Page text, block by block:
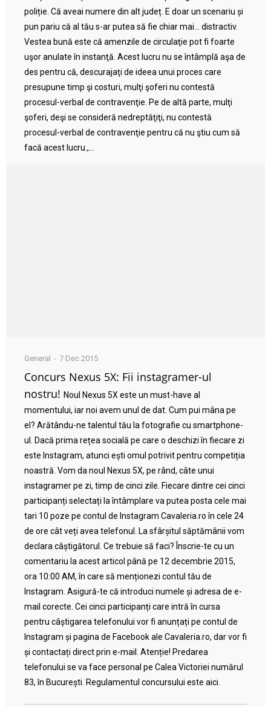
poliție. Că aveai numere din alt județ. E doar un scenariu și
pun pariu că al tău s-ar putea să fie chiar mai… distractiv.
Vestea bună este că amenzile de circulaţie pot fi foarte
uşor anulate în instanţă. Acest lucru nu se întâmplă aşa de
des pentru că, descurajaţi de ideea unui proces care
presupune timp şi costuri, mulţi şoferi nu contestă
procesul-verbal de contravenţie. Pe de altă parte, mulţi
şoferi, deşi se consideră nedreptăţiţi, nu contestă
procesul-verbal de contravenţie pentru că nu ştiu cum să
facă acest lucru.,...
General 7 Dec 2015
Concurs Nexus 5X: Fii instagramer-ul
nostru! Noul Nexus 5X este un must-have al
momentului, iar noi avem unul de dat. Cum pui mâna pe
el? Arătându-ne talentul tău la fotografie cu smartphone-
ul. Dacă prima rețea socială pe care o deschizi în fiecare zi
este Instagram, atunci ești omul potrivit pentru competiția
noastră. Vom da noul Nexus 5X, pe rând, câte unui
instagramer pe zi, timp de cinci zile. Fiecare dintre cei cinci
participanți selectați la întâmplare va putea posta cele mai
tari 10 poze pe contul de Instagram Cavaleria.ro în cele 24
de ore cât veți avea telefonul. La sfârșitul săptămânii vom
declara câștigătorul. Ce trebuie să faci? Înscrie-te cu un
comentariu la acest articol până pe 12 decembrie 2015,
ora 10:00 AM, în care să menționezi contul tău de
Instagram. Asigură-te că introduci numele și adresa de e-
mail corecte. Cei cinci participanți care intră în cursa
pentru câștigarea telefonului vor fi anunțați pe contul de
Instagram și pagina de Facebook ale Cavaleria.ro, dar vor fi
și contactați direct prin e-mail. Atenție! Predarea
telefonului se va face personal pe Calea Victoriei numărul
83, în București. Regulamentul concursului este aici.